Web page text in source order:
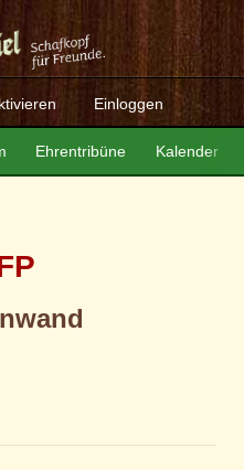
Einloggen
Ehrentribüne Kalender